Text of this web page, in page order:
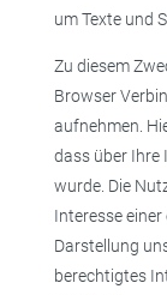
um Texte und
Zu diesem
Browser
aufnehmen.
dass über Ihre
wurde. Die
Interesse
Darstellung
berechtigtes